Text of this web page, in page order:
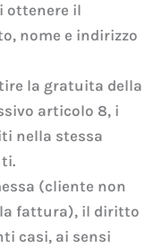
ottenere il
nome e indirizzo
la gratuita della
articolo 8, i
nella stessa
(cliente non
fattura), il diritto
casi, ai sensi